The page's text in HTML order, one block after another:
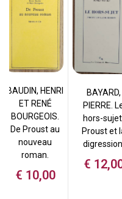
BAUDIN, HENRI
ET RENÉ
BOURGEOIS.
De Proust au
nouveau
roman.
€ 10,00
BAYARD,
PIERRE.
hors-
Proust et
€